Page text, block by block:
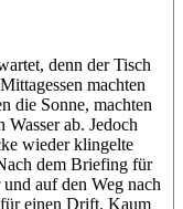
denn der Tisch
machten
die Sonne, machten
ab. Jedoch
wieder klingelte
dem Briefing für
auf den Weg nach
einen Drift. Kaum